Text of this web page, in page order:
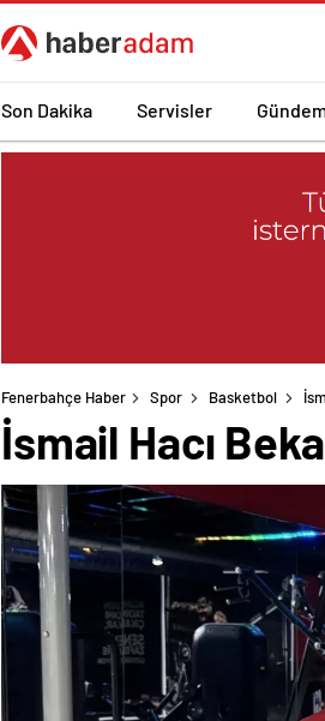
Son Dakika Servisler
Fenerbahçe Haber Spor Basketbol
İsmail Hacı